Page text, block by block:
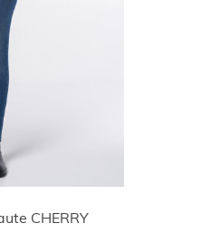
CHERRY